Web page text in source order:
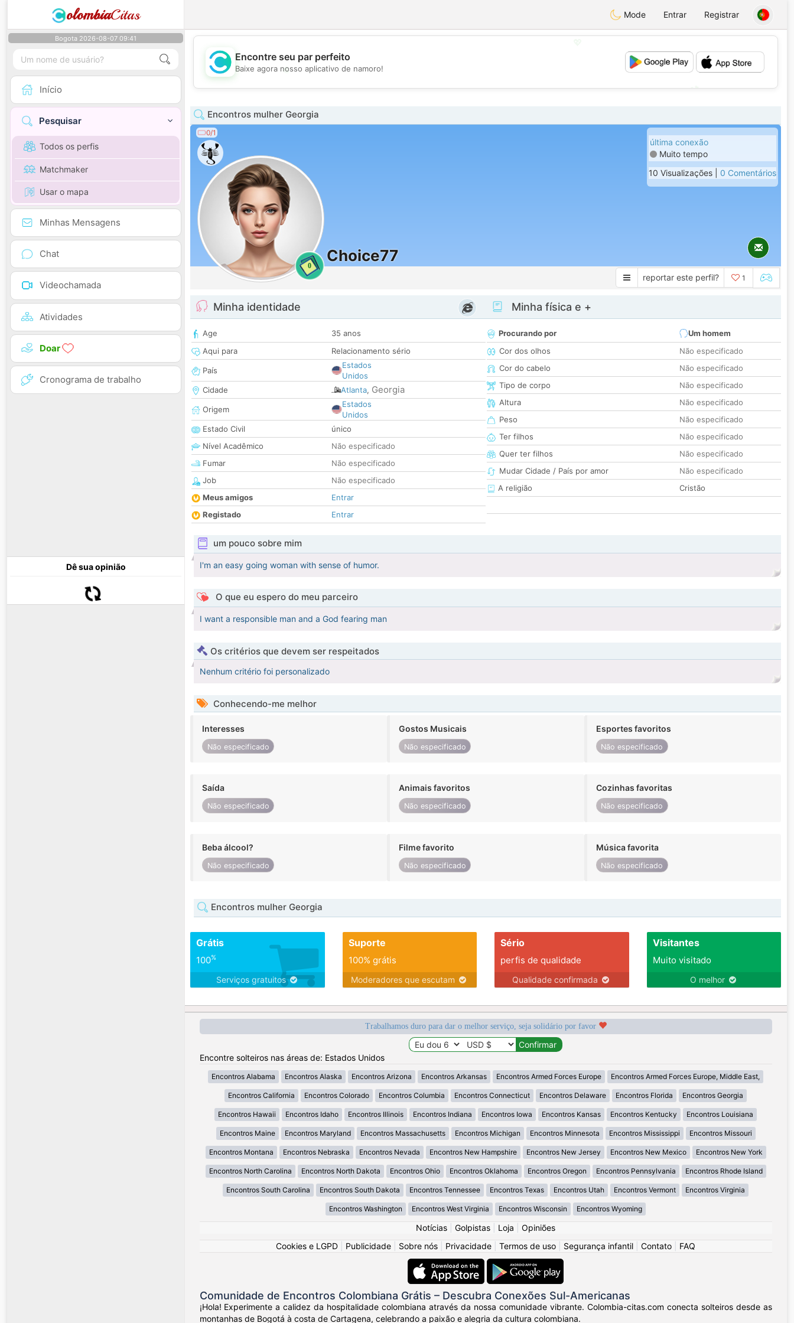
olombiaCitas Mode Entrar Registrar
Bogota 2026-08-07 09:41
Início
Pesquisar
Todos os perfis
Matchmaker
Usar o mapa
Minhas Mensagens
Chat
Videochamada
Atividades
Doar
Cronograma de trabalho
Dê sua opinião
💖
Encontre seu par perfeito
Baixe agora nosso aplicativo de namoro!
Encontros mulher Georgia
0/1
0
Choice77
última conexão
Muito tempo
10 Visualizações | 0 Comentários
reportar este perfil? 1
Minha identidade
Age
35 anos
Aqui para
Relacionamento sério
País
Estados
Unidos
Cidade
Atlanta, Georgia
Origem
Estados
Unidos
Estado Civil
único
Nível Acadêmico
Não especificado
Fumar
Não especificado
Job
Não especificado
Meus amigos
Entrar
Registado
Entrar
Minha física e +
Procurando por
Um homem
Cor dos olhos
Não especificado
Cor do cabelo
Não especificado
Tipo de corpo
Não especificado
Altura
Não especificado
Peso
Não especificado
Ter filhos
Não especificado
Quer ter filhos
Não especificado
Mudar Cidade / País por amor
Não especificado
A religião
Cristão
um pouco sobre mim
I'm an easy going woman with sense of humor.
O que eu espero do meu parceiro
I want a responsible man and a God fearing man
Os critérios que devem ser respeitados
Nenhum critério foi personalizado
Conhecendo-me melhor
Interesses
Não especificado
Gostos Musicais
Não especificado
Esportes favoritos
Não especificado
Saída
Não especificado
Animais favoritos
Não especificado
Cozinhas favoritas
Não especificado
Beba álcool?
Não especificado
Filme favorito
Não especificado
Música favorita
Não especificado
Encontros mulher Georgia
Grátis
100%
Serviços gratuitos
Suporte
100% grátis
Moderadores que escutam
Sério
perfis de qualidade
Qualidade confirmada
Visitantes
Muito visitado
O melhor
Trabalhamos duro para dar o melhor serviço, seja solidário por favor
Encontre solteiros nas áreas de: Estados Unidos
Encontros Alabama Encontros Alaska Encontros Arizona Encontros Arkansas Encontros Armed Forces Europe Encontros Armed Forces Europe, Middle East,
Encontros California Encontros Colorado Encontros Columbia Encontros Connecticut Encontros Delaware Encontros Florida Encontros Georgia
Encontros Hawaii Encontros Idaho Encontros Illinois Encontros Indiana Encontros Iowa Encontros Kansas Encontros Kentucky Encontros Louisiana
Encontros Maine Encontros Maryland Encontros Massachusetts Encontros Michigan Encontros Minnesota Encontros Mississippi Encontros Missouri
Encontros Montana Encontros Nebraska Encontros Nevada Encontros New Hampshire Encontros New Jersey Encontros New Mexico Encontros New York
Encontros North Carolina Encontros North Dakota Encontros Ohio Encontros Oklahoma Encontros Oregon Encontros Pennsylvania Encontros Rhode Island
Encontros South Carolina Encontros South Dakota Encontros Tennessee Encontros Texas Encontros Utah Encontros Vermont Encontros Virginia
Encontros Washington Encontros West Virginia Encontros Wisconsin Encontros Wyoming
Notícias Golpistas Loja
Opiniões
Cookies e LGPD
Publicidade Sobre nós Privacidade Termos de uso Segurança infantil Contato FAQ
Comunidade de Encontros Colombiana Grátis – Descubra Conexões Sul-Americanas
¡Hola! Experimente a calidez da hospitalidade colombiana através da nossa comunidade vibrante. Colombia-citas.com conecta solteiros desde as
montanhas de Bogotá à costa de Cartagena, celebrando a paixão e alegria da cultura colombiana.